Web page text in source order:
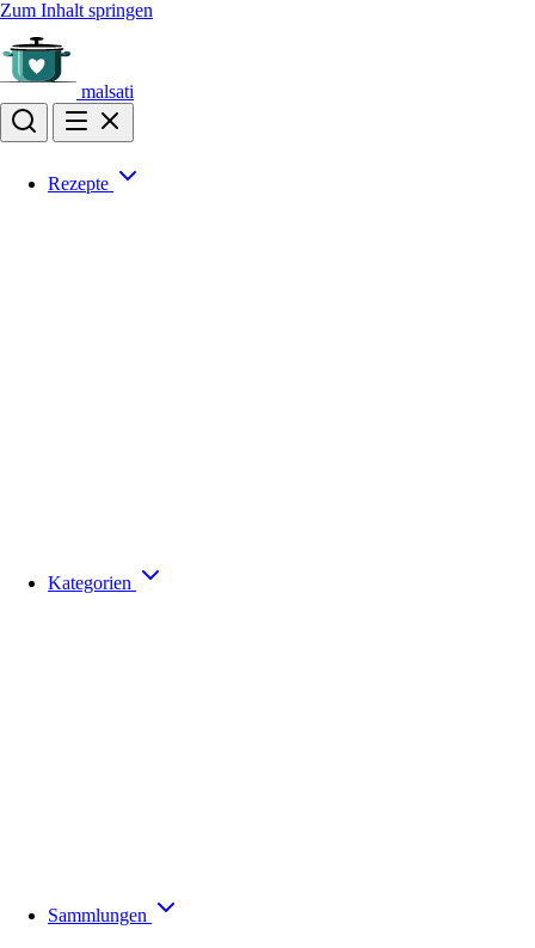
Zum Inhalt springen
malsati
Rezepte
Kategorien
Sammlungen